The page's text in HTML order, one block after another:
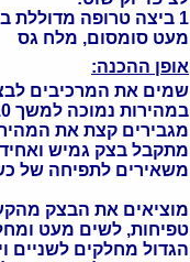
1 ביצה טרופה מדוללת במעט מים
מעט סומסום, מלח גס
אופן ההכנה:
שמים את המרכיבים
במהירות נמוכה למשך 10 דקות. לקראת סוף הלישה
מגבירים קצת את
מתקבל בצק גמיש
משאירים לתפיחה של
מוציאים את הבצק
טפיחות, לשים מעט
הגדול מחלקים לשניים